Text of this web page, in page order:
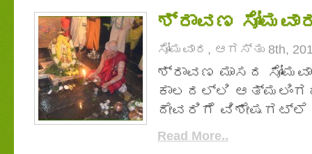
ಶ್ರಾವಣ
ಸೋಮವಾರ, ಆಗಸ್ತು 8th,
ಶ್ರಾವಣ ಮಾಸದ
ಕಾಲದಲ್ಲಿ
ದೇವರಿಗೆ ವಿಶೇಷಗಟ್ಲೆ
Read More..